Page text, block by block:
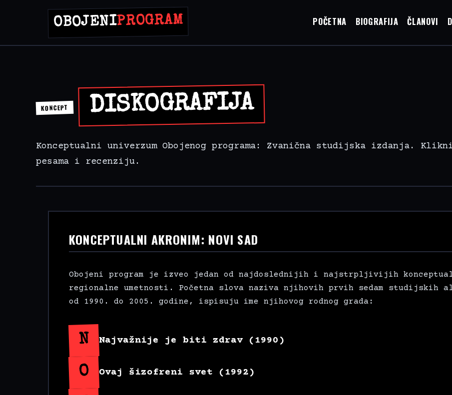
OBOJENIPROGRAM POČETNA BIOGRAFIJA ČLANOVI
KONCEPT DISKOGRAFIJA
Konceptualni univerzum Obojenog programa: Zvanična studijska izdanja.
pesama i recenziju.
KONCEPTUALNI AKRONIM: NOVI SAD
Obojeni program je izveo jedan od najdoslednijih i najstrpljivijih
regionalne umetnosti. Početna slova naziva njihovih prvih sedam studijskih
od 1990. do 2005. godine, ispisuju ime njihovog rodnog grada:
N Najvažnije je biti zdrav (1990)
O Ovaj šizofreni svet (1992)